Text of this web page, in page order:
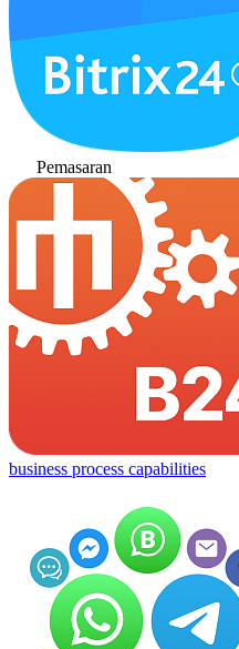
Pemasaran
business process capabilities